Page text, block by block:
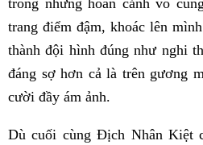
trang điểm đậm, khoác lên
thành đội hình đúng như nghi
đáng sợ hơn cả là trên gương
cười đầy ám ảnh.
Dù cuối cùng Địch Nhân Kiệt